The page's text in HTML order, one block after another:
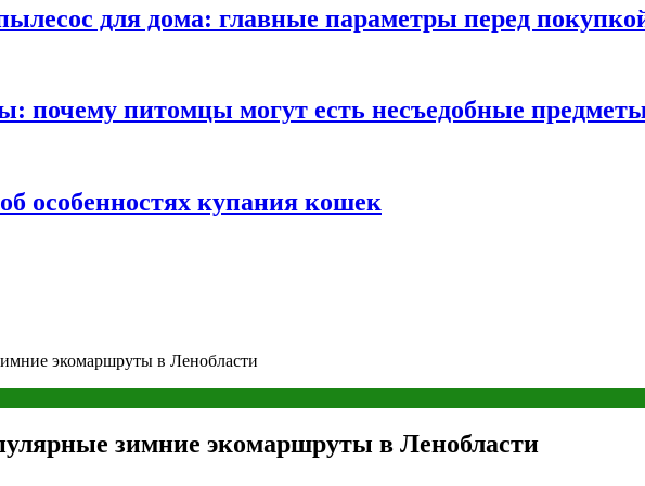
для дома: главные параметры перед
почему питомцы могут есть несъедобные
особенностях купания кошек
экомаршруты в Ленобласти
зимние экомаршруты в Ленобласти